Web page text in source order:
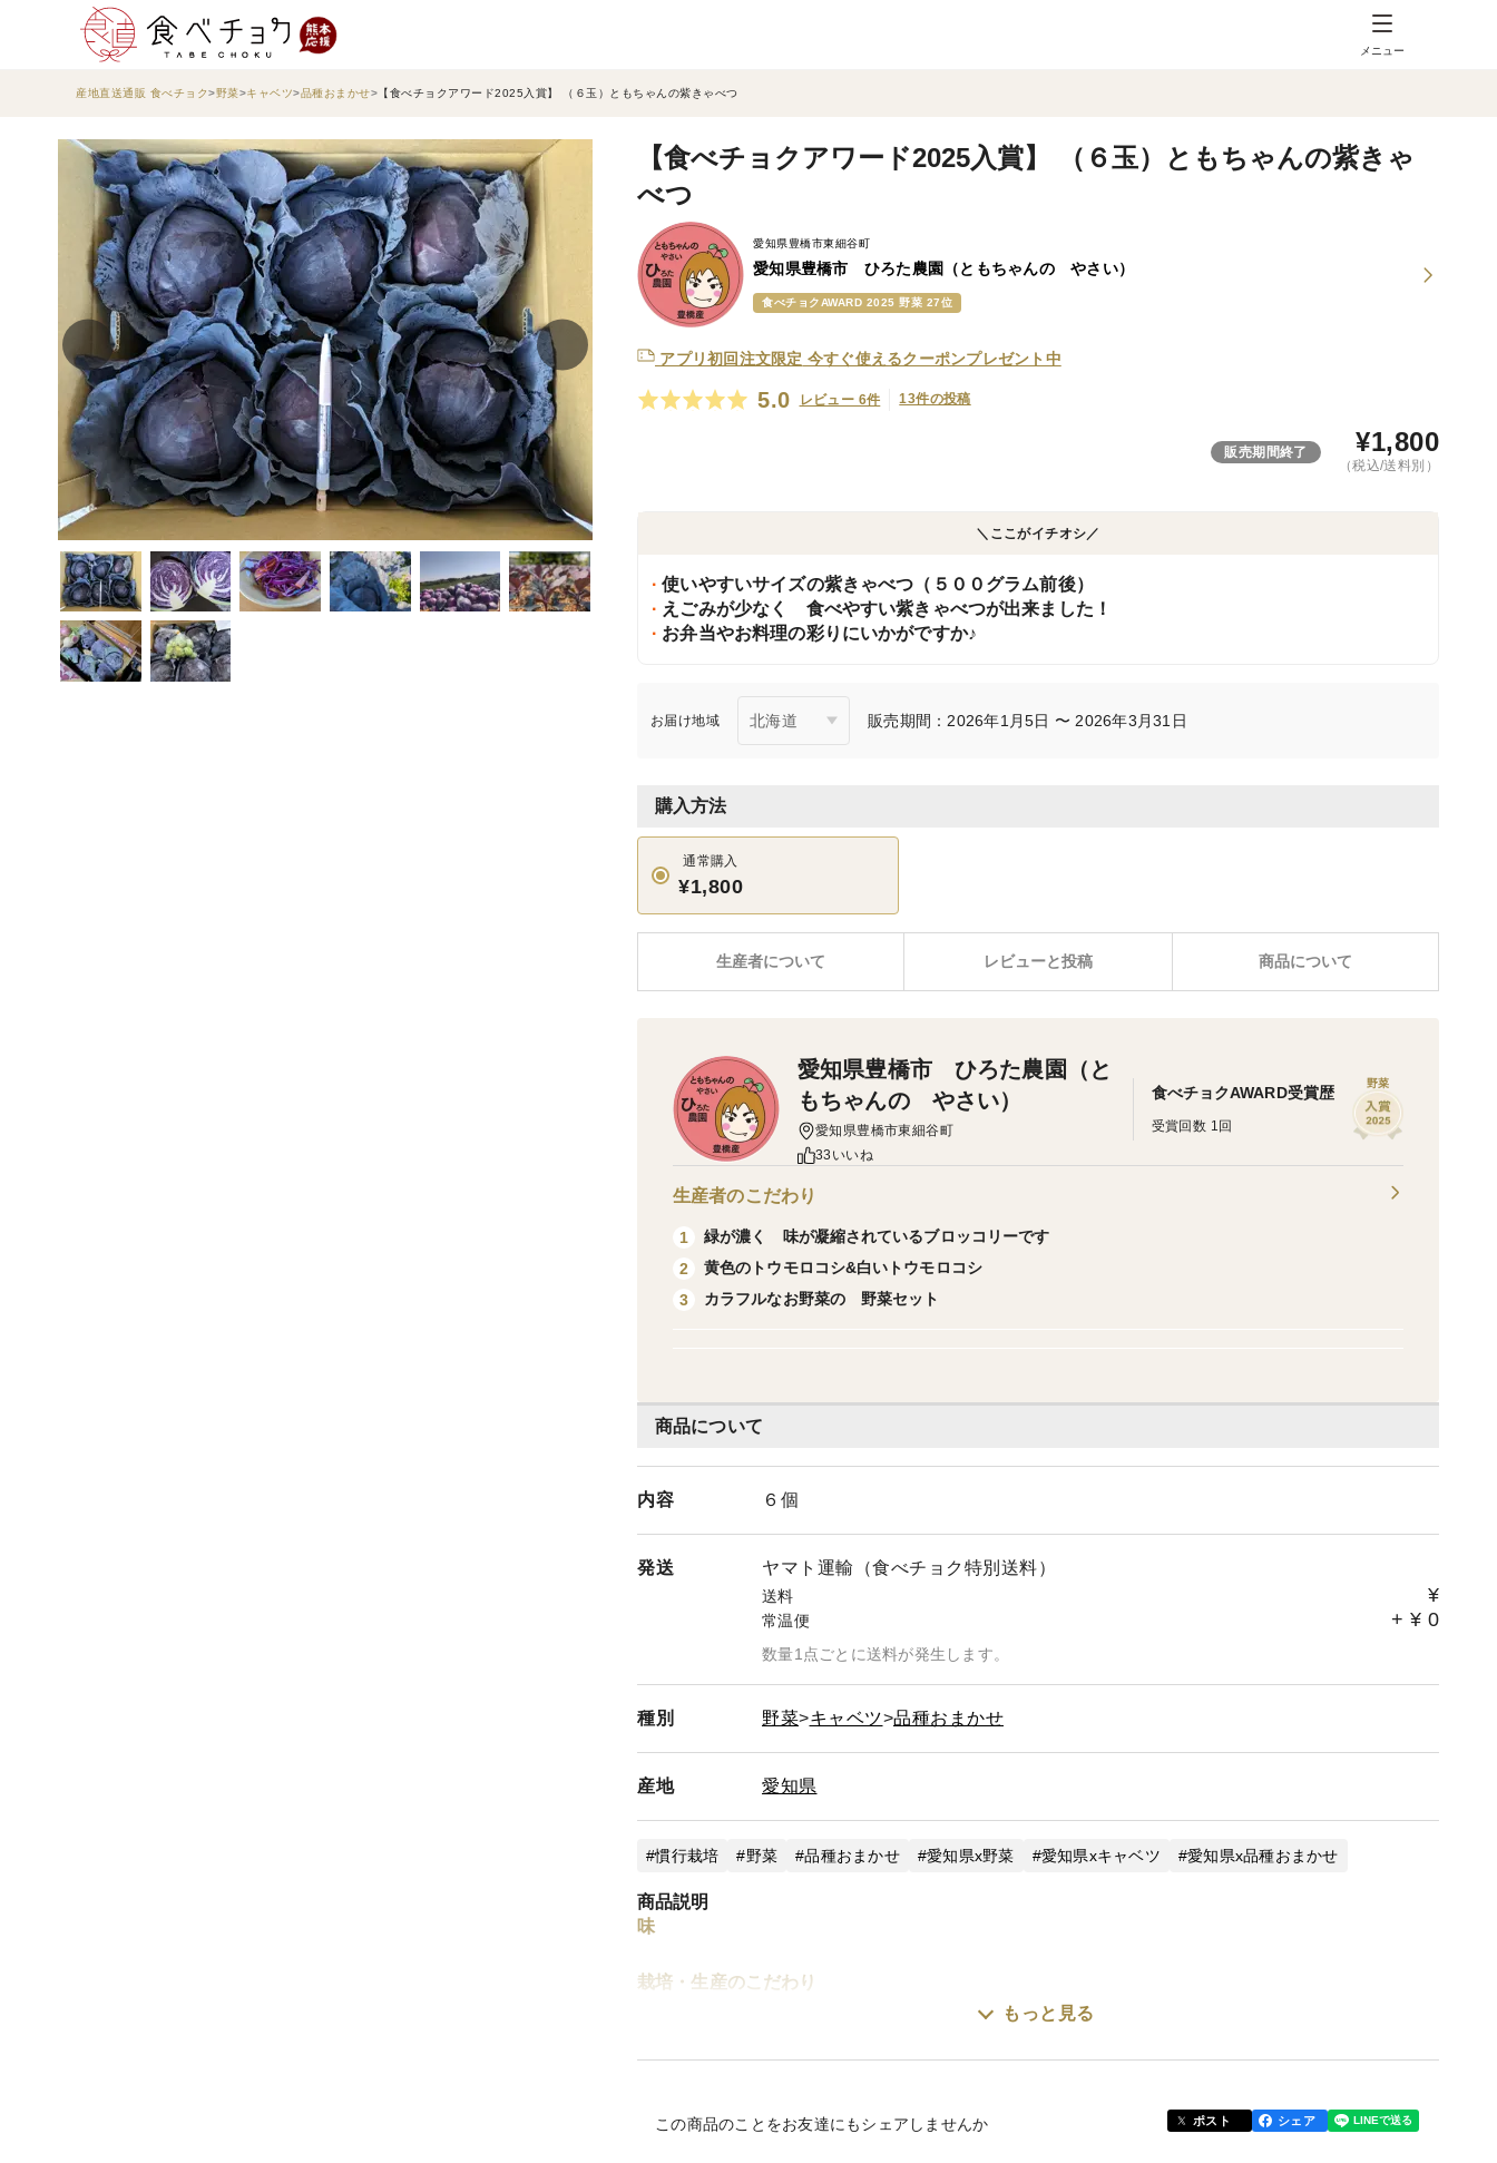
メニュー
産地直送通販 食べチョク 野菜 キャベツ 品種おまかせ 【食べチョクアワード2025入賞】 （６玉）ともちゃんの紫きゃべつ
【食べチョクアワード2025入賞】 （６玉）ともちゃんの紫きゃ
べつ
愛知県豊橋市東細谷町
愛知県豊橋市 ひろた農園（ともちゃんの やさい）
食べチョクAWARD 2025 野菜 27位
アプリ初回注文限定 今すぐ使えるクーポンプレゼント中
5.0 レビュー 6件 13件の投稿
販売期間終了 ¥1,800
（税込/送料別）
＼ここがイチオシ／
使いやすいサイズの紫きゃべつ（５００グラム前後）
えごみが少なく 食べやすい紫きゃべつが出来ました！
お弁当やお料理の彩りにいかがですか♪
お届け地域 販売期間：2026年1月5日 〜 2026年3月31日
購入方法
通常購入
¥1,800
レビューと投稿 商品について
生産者について
商品について
内容 ６個
発送 ヤマト運輸（食べチョク特別送料）
送料 ¥
常温便 + ¥ 0
数量1点ごとに送料が発生します。
種別 野菜 キャベツ 品種おまかせ
産地 愛知県
慣行栽培 野菜 品種おまかせ 愛知県x野菜 愛知県xキャベツ 愛知県x品種おまかせ
商品説明
味
栽培・生産のこだわり
もっと見る
この商品のことをお友達にもシェアしませんか ポスト シェア
愛知県豊橋市 ひろた農園（と
もちゃんの やさい）
愛知県豊橋市東細谷町
33いいね
食べチョクAWARD受賞歴
受賞回数 1回
野菜
生産者のこだわり
1
緑が濃く 味が凝縮されているブロッコリーです
2
黄色のトウモロコシ&白いトウモロコシ
3
カラフルなお野菜の 野菜セット